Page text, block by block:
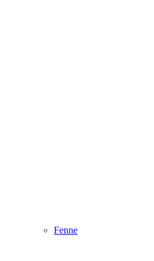
Fenne